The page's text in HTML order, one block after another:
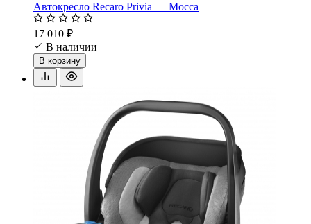
Автокресло Recaro Privia — Mocca
17 010 ₽
В наличии
В корзину